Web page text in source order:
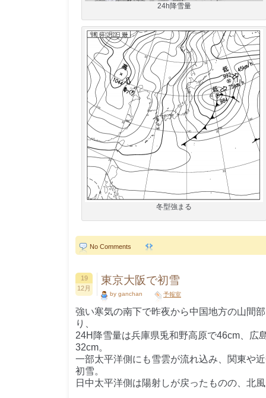
24h降雪量
冬型強まる
No Comments
19
12月
東京大阪で初雪
by ganchan 予報室
強い寒気の南下で昨夜から中国地方の山間
り、
24H降雪量は兵庫県兎和野高原で46cm、広
32cm。
一部太平洋側にも雪雲が流れ込み、関東や
初雪。
日中太平洋側は陽射しが戻ったものの、北